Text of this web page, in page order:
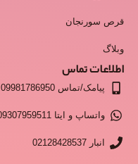
قرص سورنجان
وبلاگ
اطلاعات تماس
پیامک/تماس 09981786950
واتساپ و ایتا 09307959511
انبار 02128428537